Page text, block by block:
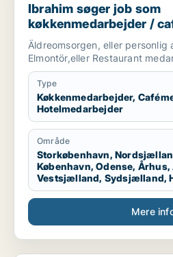
Ibrahim søger job som
køkkenmedarbejder /
hotelmedarbejder
Äldreomsorgen, eller personlig
Elmontör,eller Restaurant
Type
Køkkenmedarbejder,
Hotelmedarbejder
Område
Storkøbenhavn,
København, Odense,
Vestsjælland, Sydsjælland,
Sjælland, Hele Jylland,
Mere